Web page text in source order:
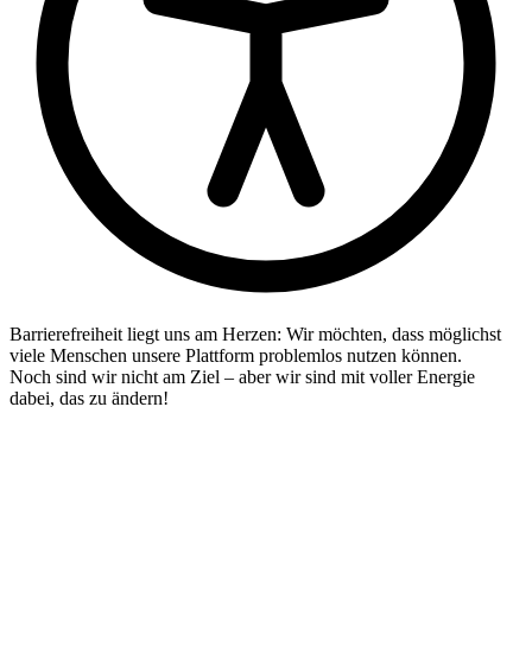
Barrierefreiheit liegt uns am Herzen: Wir möchten, dass möglichst
viele Menschen unsere Plattform problemlos nutzen können.
Noch sind wir nicht am Ziel – aber wir sind mit voller Energie
dabei, das zu ändern!